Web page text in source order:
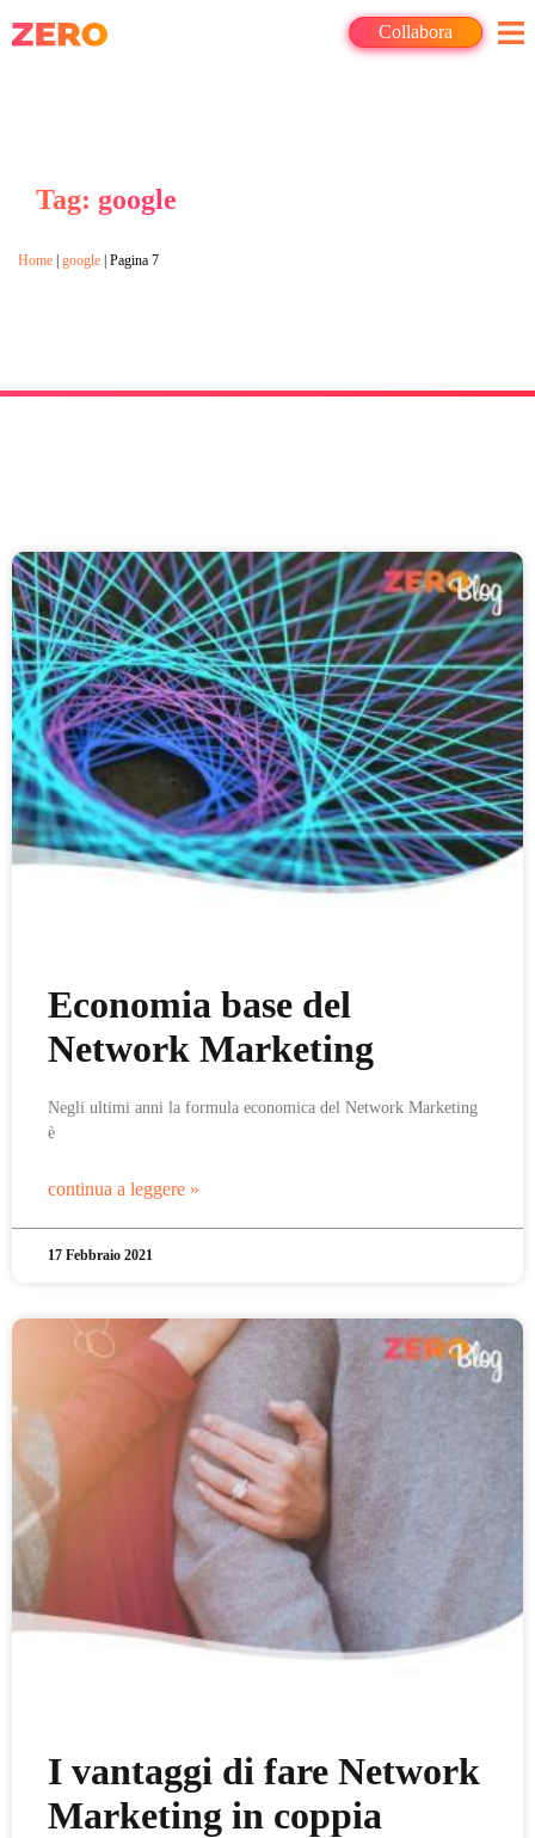
Collabora
Tag: google
Home google Pagina 7
Economia base del
Network Marketing
Negli ultimi anni la formula economica del Network Marketing
è
continua a leggere »
17 Febbraio 2021
I vantaggi di fare Network
Marketing in coppia